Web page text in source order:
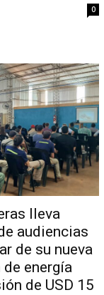
0
lleva
audiencias
de su nueva
energía
de USD 15